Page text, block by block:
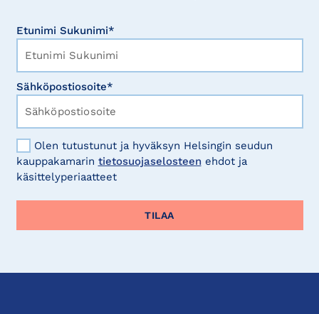
Etunimi Sukunimi*
Sähköpostiosoite*
Olen tutustunut ja hyväksyn Helsingin seudun
kauppakamarin tietosuojaselosteen ehdot ja
käsittelyperiaatteet